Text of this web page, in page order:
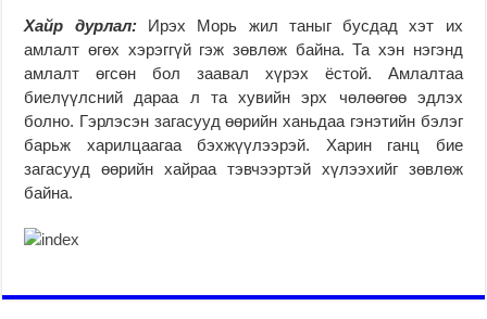
Хайр дурлал:Ирэх Морь жил таныг бусдад хэт их
амлалт өгөх хэрэггүй гэж зөвлөж байна. Та хэн нэгэнд
амлалт өгсөн бол заавал хүрэх ёстой. Амлалтаа
биелүүлсний дараа л та хувийн эрх чөлөөгөө эдлэх
болно. Гэрлэсэн загасууд өөрийн ханьдаа гэнэтийн бэлэг
барьж харилцаагаа бэхжүүлээрэй. Харин ганц бие
загасууд өөрийн хайраа тэвчээртэй хүлээхийг зөвлөж
байна.